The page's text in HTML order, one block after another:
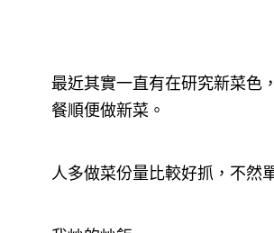
最近其實一直有在研究新菜色
餐順便做新菜。
人多做菜份量比較好抓，不然